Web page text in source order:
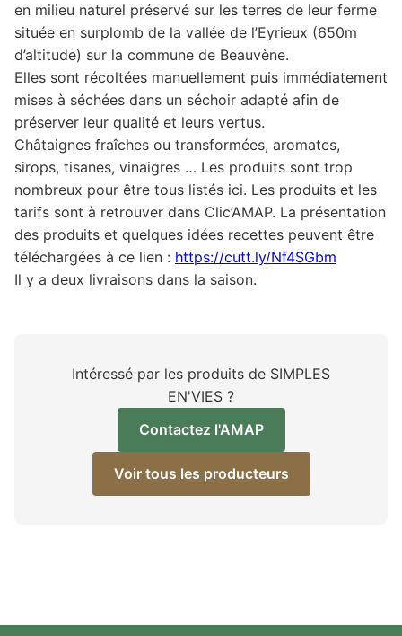
en milieu naturel préservé sur les terres de leur ferme
située en surplomb de la vallée de l’Eyrieux (650m
d’altitude) sur la commune de Beauvène.
Elles sont récoltées manuellement puis immédiatement
mises à séchées dans un séchoir adapté afin de
préserver leur qualité et leurs vertus.
Châtaignes fraîches ou transformées, aromates,
sirops, tisanes, vinaigres … Les produits sont trop
nombreux pour être tous listés ici. Les produits et les
tarifs sont à retrouver dans Clic’AMAP. La présentation
des produits et quelques idées recettes peuvent être
téléchargées à ce lien : https://cutt.ly/Nf4SGbm
Il y a deux livraisons dans la saison.
Intéressé par les produits de SIMPLES
EN'VIES ?
Contactez l'AMAP
Voir tous les producteurs